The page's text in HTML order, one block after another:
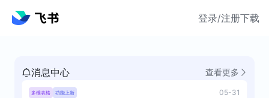
登录/注册下载
消息中心 查看更多
05-31